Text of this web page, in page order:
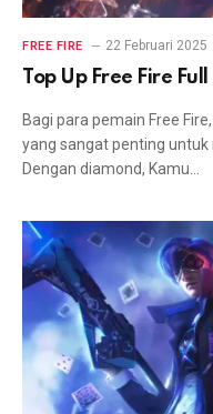
FREE FIRE 22 Februari 2025
Top Up Free Fire
Bagi para pemain Free
yang sangat penting
Dengan diamond, Kamu…